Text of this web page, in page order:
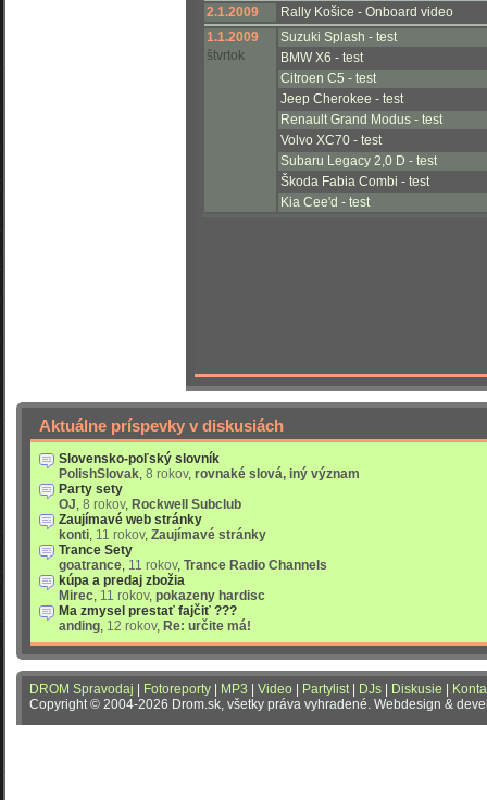
2.1.2009
Rally Košice - Onboard video
1.1.2009
štvrtok
Suzuki Splash - test
BMW X6 - test
Citroen C5 - test
Jeep Cherokee - test
Renault Grand Modus - test
Volvo XC70 - test
Subaru Legacy 2,0 D - test
Škoda Fabia Combi - test
Kia Cee'd - test
Aktuálne príspevky v diskusiách
Slovensko-poľský slovník
PolishSlovak, 8 rokov, rovnaké slová, iný význam
Party sety
OJ, 8 rokov, Rockwell Subclub
Zaujímavé web stránky
konti, 11 rokov, Zaujímavé stránky
Trance Sety
goatrance, 11 rokov, Trance Radio Channels
kúpa a predaj zbožia
Mirec, 11 rokov, pokazeny hardisc
Ma zmysel prestať fajčiť ???
anding, 12 rokov, Re: určite má!
DROM Spravodaj Fotoreporty MP3 Video Partylist| DJs Diskusie
Copyright © 2004-2026 Drom.sk, všetky práva vyhradené. Webdesign &